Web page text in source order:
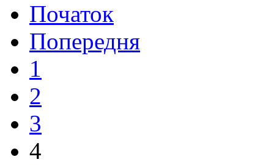
Початок
Попередня
1
2
3
4